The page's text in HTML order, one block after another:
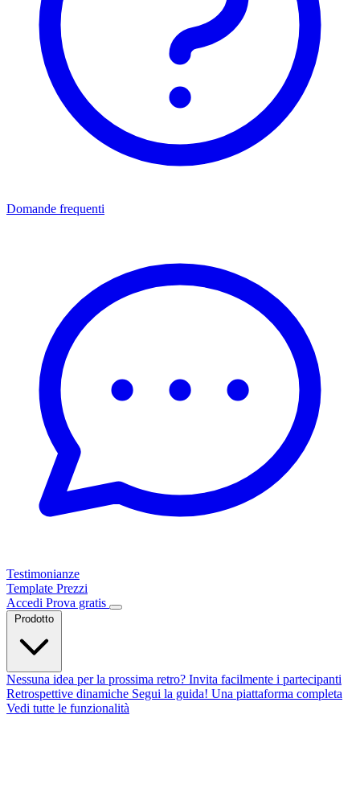
Domande frequenti
Testimonianze
Template Prezzi
Accedi Prova gratis
Nessuna idea per la prossima retro? Invita facilmente i partecipanti
Retrospettive dinamiche Segui la guida! Una piattaforma completa
Vedi tutte le funzionalità